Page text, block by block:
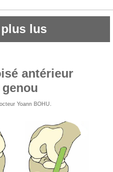
lus
antérieur
Yoann BOHU